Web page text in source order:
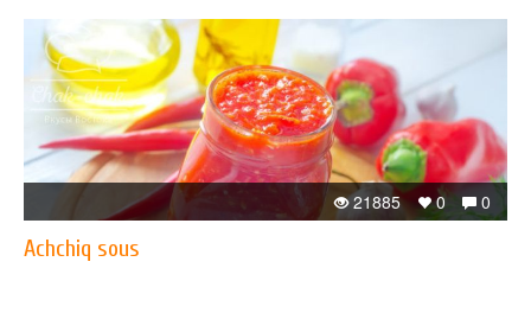
0
0
21885
Achchiq sous